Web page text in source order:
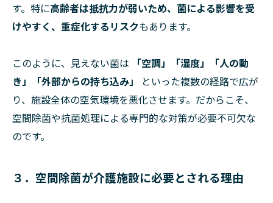
す。特に高齢者は抵抗力が弱いため、菌による影響を受
けやすく、重症化するリスクもあります。
このように、見えない菌は
「空調」「湿度」「人の動
き」「外部からの持ち込み」
といった複数の経路で広が
り、施設全体の空気環境を悪化させます。だからこそ、
空間除菌や抗菌処理による専門的な対策が必要不可欠な
のです。
３．空間除菌が介護施設に必要とされる理由